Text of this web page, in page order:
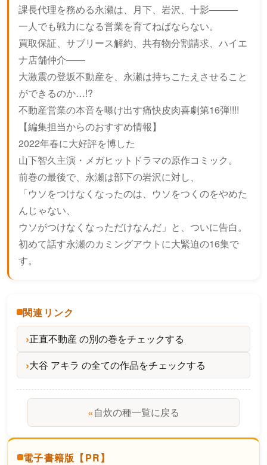
課長代理を務める永瀬は、月下、岩沢、十影―――
一人でも戦力になる営業を育てねばならない。
買取保証、サブリース解約、共有物分割請求、ハイエ
ナ店舗仲介――
大激震の登坂不動産を、永瀬は持ちこたえさせること
ができるのか…!?
不動産営業の本音を曝け出す痛快皮肉喜劇第16弾!!!!
【編集担当からのおすすめ情報】
2022年春に大好評を博した
山下智久主演・メガヒットドラマの原作コミック。
前巻の最後で、永瀬は部下の岩沢に対し、
「ウソをつけなくなったのは、ウソをつくのをやめた
んじゃない、
ウソがつけなくなっただけなんだ」と、ついに告白。
初めて話す永瀬のカミングアウトに大緊迫の16集で
す。
関連リンク
正直不動産 の別の巻をチェックする
大谷 アキラ の全ての作品をチェックする
«自炊の種一覧に戻る
電子書籍版【PR】